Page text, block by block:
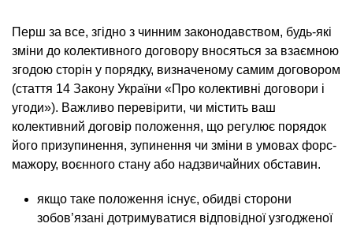
Перш за все, згідно з чинним законодавством, будь-які
зміни до колективного договору вносяться за взаємною
згодою сторін у порядку, визначеному самим договором
(стаття 14 Закону України «Про колективні договори і
угоди»). Важливо перевірити, чи містить ваш
колективний договір положення, що регулює порядок
його призупинення, зупинення чи зміни в умовах форс-
мажору, воєнного стану або надзвичайних обставин.
якщо таке положення існує, обидві сторони
зобов’язані дотримуватися відповідної узгодженої